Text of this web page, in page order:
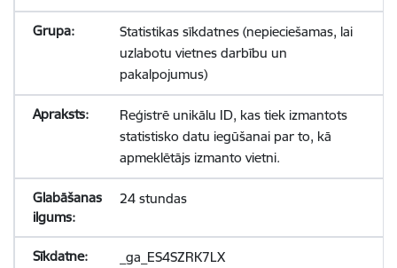
Statistikas sīkdatnes (nepieciešamas, lai
uzlabotu vietnes darbību un
pakalpojumus)
Reģistrē unikālu ID, kas tiek izmantots
statistisko datu iegūšanai par to, kā
apmeklētājs izmanto vietni.
24 stundas
_ga_ES4SZRK7LX